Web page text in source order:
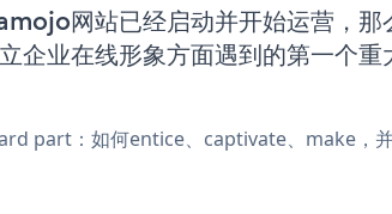
网站已经启动并开始运营，那
企业在线形象方面遇到的第一个重
part：如何entice、captivate、make，